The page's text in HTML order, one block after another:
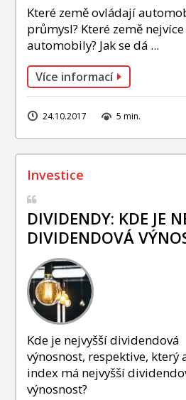
Které země ovládají
průmysl? Které země
automobily? Jak se dá ...
Více informací
24.10.2017 5 min.
DIVIDENDY: KDE JE
DIVIDENDOVÁ
Kde je nejvyšší dividendová
výnosnost, respektive, který
index má nejvyšší
výnosnost?